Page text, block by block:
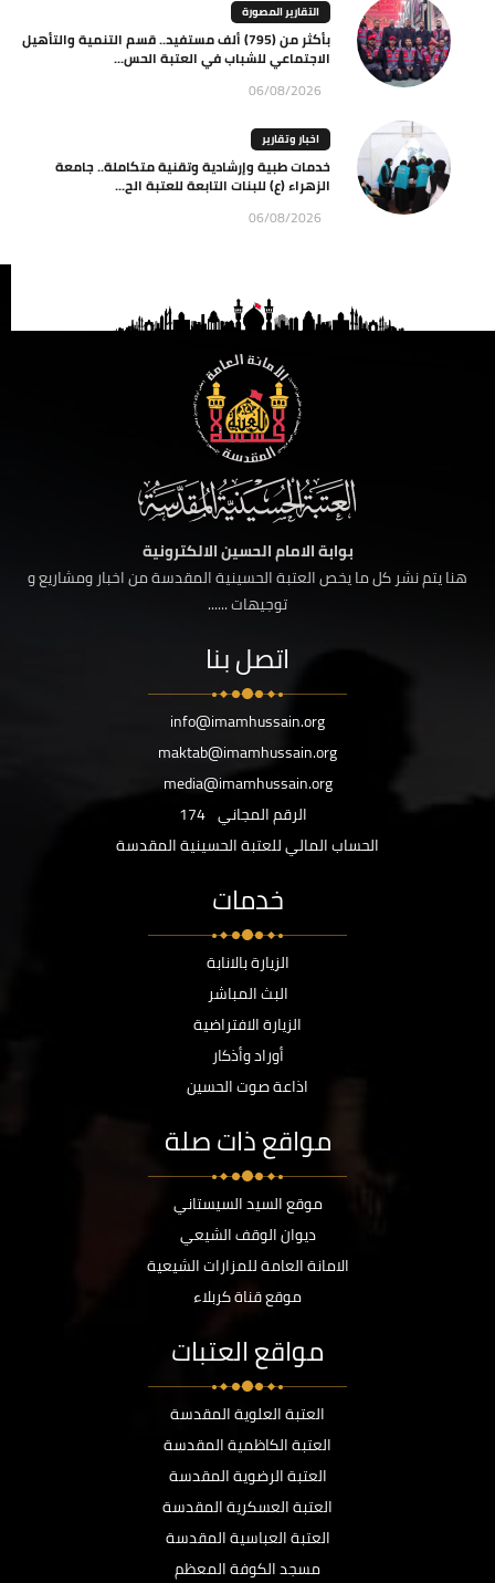
التقارير المصورة
بأكثر من (795) ألف مستفيد.. قسم التنمية والتأهيل
الاجتماعي للشباب في العتبة الحس...
06/08/2026
اخبار وتقارير
خدمات طبية وإرشادية وتقنية متكاملة.. جامعة
الزهراء (ع) للبنات التابعة للعتبة الح...
06/08/2026
بوابة الامام الحسين الالكترونية
هنا يتم نشر كل ما يخص العتبة الحسينية المقدسة من اخبار ومشاريع و
توجيهات ......
اتصل بنا
info@imamhussain.org
maktab@imamhussain.org
media@imamhussain.org
الرقم المجاني 174
الحساب المالي للعتبة الحسينية المقدسة
خدمات
الزيارة بالانابة
البث المباشر
الزيارة الافتراضية
أوراد وأذكار
اذاعة صوت الحسين
مواقع ذات صلة
موقع السيد السيستاني
ديوان الوقف الشيعي
الامانة العامة للمزارات الشيعية
موقع قناة كربلاء
مواقع العتبات
العتبة العلوية المقدسة
العتبة الكاظمية المقدسة
العتبة الرضوية المقدسة
العتبة العسكرية المقدسة
العتبة العباسية المقدسة
مسجد الكوفة المعظم